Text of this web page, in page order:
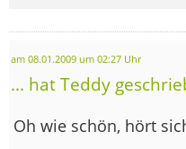
am 08.01.2009 um 02:27 Uhr
... hat Teddy
Oh wie schön, hört